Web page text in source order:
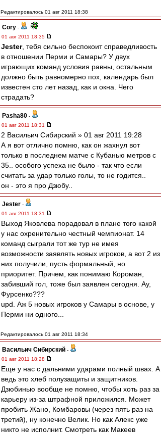
Редактировалось 01 авг 2011 18:38
Cory -
01 авг 2011 18:35
Jester, тебя сильно беспокоит справедливость
в отношении Перми и Самары? У двух
играющих команд условия равны, остальным
должно быть равномерно пох, календарь был
известен сто лет назад, как и окна. Чего
страдать?
Pasha80 -
01 авг 2011 18:31
2 Васильич Сибирский » 01 авг 2011 19:28
А я вот отлично помню, как он жахнул вот
только в последнем матче с Кубанью метров с
35.. особого успеха не было - так что если
считать за удар только голы, то не годится..
он - это я про Дзюбу..
Jester -
01 авг 2011 18:31
Выход Яковлева порадовал в плане того какой
у нас охренительно честный чемпионат. 14
команд сыграли тот же тур не имея
возможности заявлять новых игроков, а вот 2 из
них получили, пусть формальный, но
приоритет. Причем, как понимаю Короман,
забивший гол, тоже был заявлен сегодня. Ау,
Фурсенко???
upd. Аж 5 новых игроков у Самары в основе, у
Перми ни одного...
Редактировалось 01 авг 2011 18:34
Васильич Сибирский -
01 авг 2011 18:28
Еще у нас с дальними ударами полный швах. А
ведь это хлеб полузащиты и защитников.
Дзюбинью вообще не помню, чтобы хоть раз за
карьеру из-за штрафной приложился. Может
пробить Жано, Комбаровы (через пять раз на
третий), ну конечно Велик. Но как Алекс уже
никто не исполнит. Смотреть как Макеев